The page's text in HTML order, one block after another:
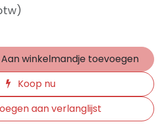
Aan winkelmandje toevoegen
Koop nu
aan verlanglijst